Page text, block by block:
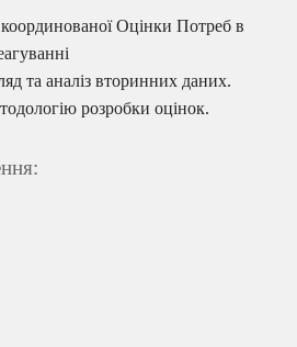
Оцінки Потреб в
та аналіз вторинних даних.
розробки оцінок.